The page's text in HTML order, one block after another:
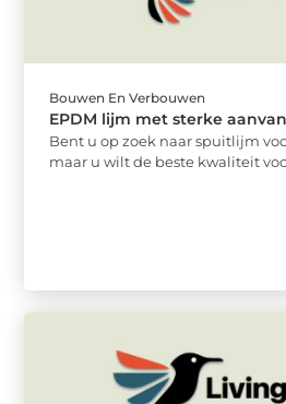
Bouwen En Verbouwen
EPDM lijm met sterke
Bent u op zoek naar spuitlijm
maar u wilt de beste kwaliteit